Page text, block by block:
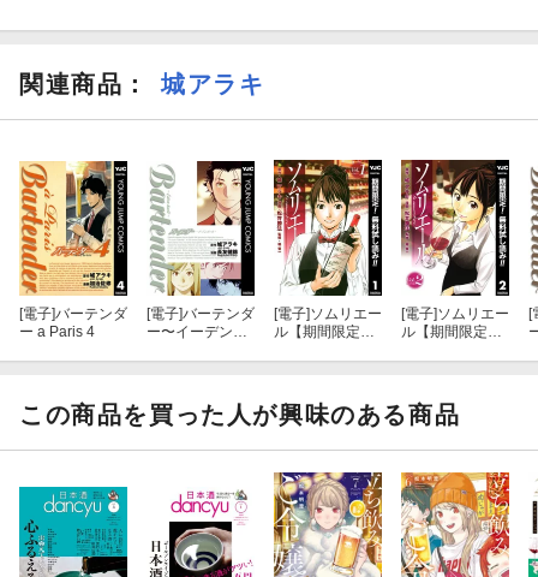
関連商品 ： 城アラキ
[電子]バーテンダ
ー a Paris 4
[電子]バーテンダ
ー〜イーデンホ
[電子]ソムリエー
ル【期間限定無
[電子]ソムリエー
ル【期間限定無
[
この商品を買った人が興味のある商品